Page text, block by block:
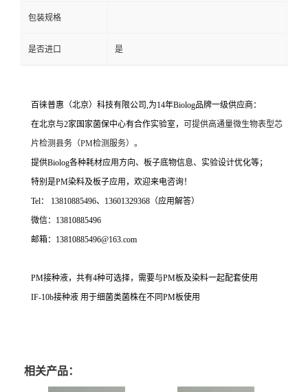
包装规格
是否进口 是
百徕普惠（北京）科技有限公司,为14年Biolog品牌一级供应商：
在北京与2家国家菌保中心有合作实验室， 可提供高通量微生物表型芯
片检测县务（PM检测服务）。
提供Biolog各种耗材应用方向、板子底物信息、实验设计优化等；
特别是PM染料及板子应用，欢迎来电咨询！
Tel： 13810885496、13601329368（应用解答）
微信：13810885496
邮箱：13810885496@163.com
PM接种液，共有4种可选择，需要与PM板及染料一起配套使用
IF-10b接种液 用于细菌类菌株在不同PM板使用
相关产品：